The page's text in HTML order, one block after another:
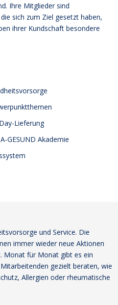
Ihre Mitglieder sind
sich zum Ziel gesetzt haben,
ihrer Kundschaft besondere
Lieferung
GESUND Akademie
und Service. Die
immer wieder neue Aktionen
Monat für Monat gibt es ein
gezielt beraten, wie
Allergien oder rheumatische